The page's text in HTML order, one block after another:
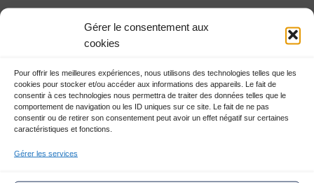
Gérer le consentement aux
cookies
Pour offrir les meilleures expériences, nous utilisons des technologies telles que les
cookies pour stocker et/ou accéder aux informations des appareils. Le fait de
consentir à ces technologies nous permettra de traiter des données telles que le
comportement de navigation ou les ID uniques sur ce site. Le fait de ne pas
consentir ou de retirer son consentement peut avoir un effet négatif sur certaines
caractéristiques et fonctions.
Gérer les services
Une entreprise pionnière en
Née fin 2013, les écharpes de portage Tinge Garden était la
première marque française à fabriquer ses produits de façon
artisanale, en séries limitées.
La créatrice a toujours eu une passion pour les objets
authentiques, façonnés par les mains savantes d’un artisan. Et
racontent une histoire.